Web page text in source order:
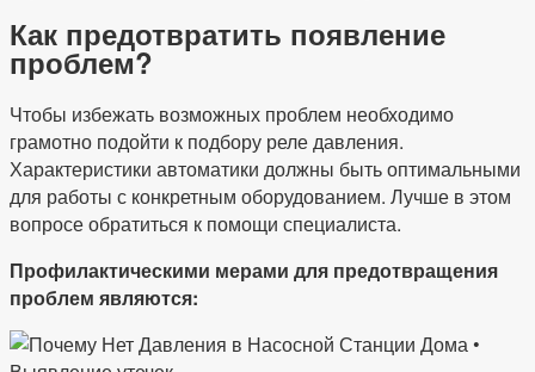
Как предотвратить появление
проблем?
Чтобы избежать возможных проблем необходимо
грамотно подойти к подбору реле давления.
Характеристики автоматики должны быть оптимальными
для работы с конкретным оборудованием. Лучше в этом
вопросе обратиться к помощи специалиста.
Профилактическими мерами для предотвращения
проблем являются: